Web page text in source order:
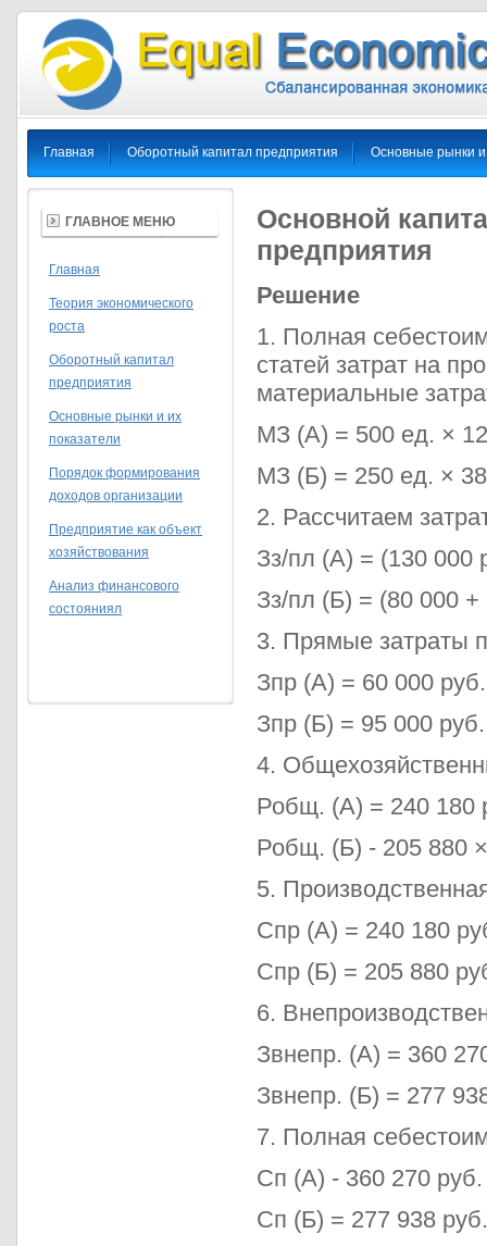
Главная Оборотный капитал предприятия Основные рынки и
Основной
предприятия
Решение
1. Полная
статей затрат на
материальные
МЗ (А) = 500 ед. ×
МЗ (Б) = 250 ед. ×
2. Рассчитаем
Зз/пл (А) = (130 000
Зз/пл (Б) = (80 000
3. Прямые затраты
Зпр (А) = 60 000
Зпр (Б) = 95 000
4.
Робщ. (А) = 240 180
Робщ. (Б) - 205 880
5.
Спр (А) = 240 180
Спр (Б) = 205 880
6.
Звнепр. (А) = 360
Звнепр. (Б) = 277
7. Полная
Сп (А) - 360 270
Сп (Б) = 277 938
ГЛАВНОЕ МЕНЮ
Главная
Теория экономического
роста
Оборотный капитал
предприятия
Основные рынки и их
показатели
Порядок формирования
доходов организации
Предприятие как объект
хозяйствования
Анализ финансового
состояниял